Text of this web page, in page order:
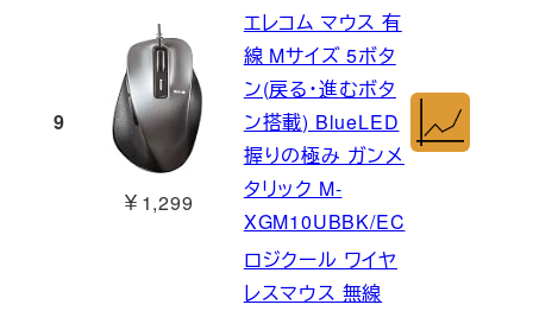
9
￥1,299
エレコム マウス 有
線 Mサイズ 5ボタ
ン(戻る・進むボタ
ン搭載) BlueLED
握りの極み ガンメ
タリック M-
XGM10UBBK/EC
ロジクール ワイヤ
レスマウス 無線